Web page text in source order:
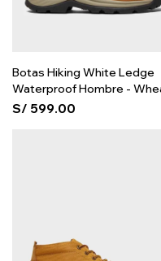
Botas Hiking White Ledge
Waterproof Hombre -
S/ 599.00